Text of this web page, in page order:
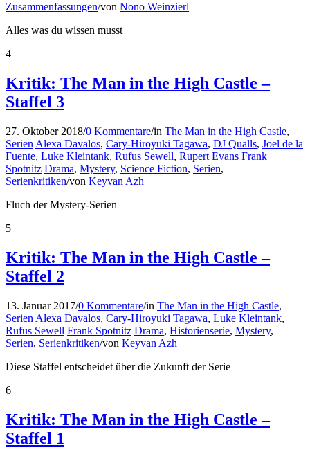
Zusammenfassungen/von Nono Weinzierl
Alles was du wissen musst
4
Kritik: The Man in the High Castle –
Staffel 3
27. Oktober 2018/0 Kommentare/in The Man in the High Castle,
Serien Alexa Davalos, Cary-Hiroyuki Tagawa, DJ Qualls, Joel de la
Fuente, Luke Kleintank, Rufus Sewell, Rupert Evans Frank
Spotnitz Drama, Mystery, Science Fiction, Serien,
Serienkritiken/von Keyvan Azh
Fluch der Mystery-Serien
5
Kritik: The Man in the High Castle –
Staffel 2
13. Januar 2017/0 Kommentare/in The Man in the High Castle,
Serien Alexa Davalos, Cary-Hiroyuki Tagawa, Luke Kleintank,
Rufus Sewell Frank Spotnitz Drama, Historienserie, Mystery,
Serien, Serienkritiken/von Keyvan Azh
Diese Staffel entscheidet über die Zukunft der Serie
6
Kritik: The Man in the High Castle –
Staffel 1